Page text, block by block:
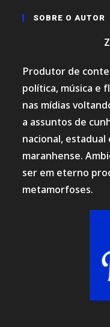
SOBRE O AUTOR
Produtor de
política, música e
nas mídias
a assuntos de
nacional, estadual
maranhense.
ser em eterno
metamorfoses.